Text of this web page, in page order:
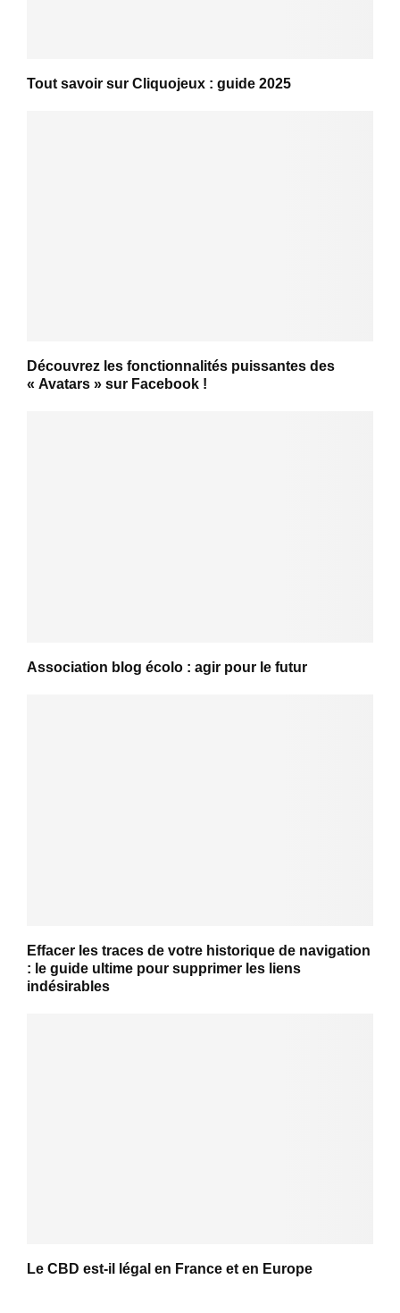
Tout savoir sur Cliquojeux : guide 2025
Découvrez les fonctionnalités puissantes des
« Avatars » sur Facebook !
Association blog écolo : agir pour le futur
Effacer les traces de votre historique de navigation
: le guide ultime pour supprimer les liens
indésirables
Le CBD est-il légal en France et en Europe